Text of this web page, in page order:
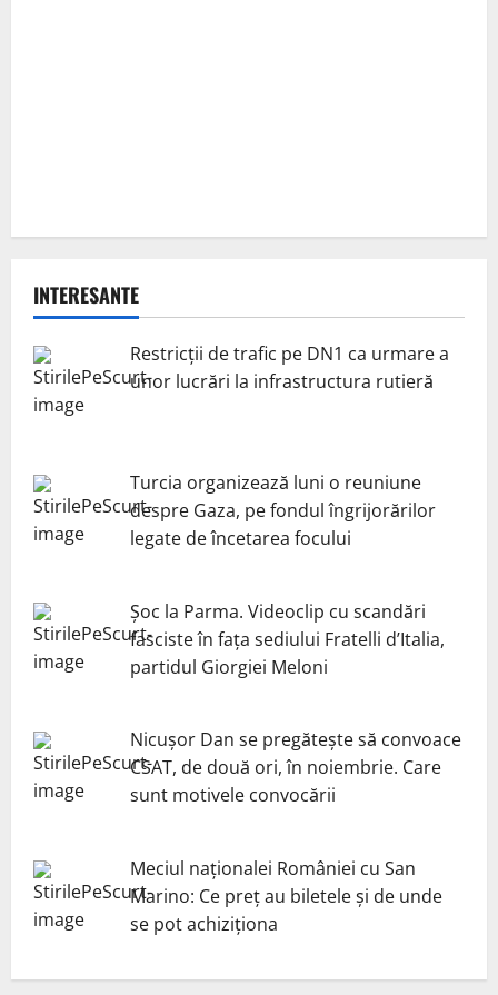
INTERESANTE
Restricții de trafic pe DN1 ca urmare a
unor lucrări la infrastructura rutieră
Turcia organizează luni o reuniune
despre Gaza, pe fondul îngrijorărilor
legate de încetarea focului
Șoc la Parma. Videoclip cu scandări
fasciste în fața sediului Fratelli d’Italia,
partidul Giorgiei Meloni
Nicuşor Dan se pregăteşte să convoace
CSAT, de două ori, în noiembrie. Care
sunt motivele convocării
Meciul naționalei României cu San
Marino: Ce preț au biletele și de unde
se pot achiziționa